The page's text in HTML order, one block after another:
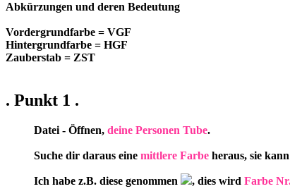
Abkürzungen und deren Bedeutung
Vordergrundfarbe = VGF
Hintergrundfarbe = HGF
Zauberstab = ZST
. Punkt 1 .
Datei - Öffnen, deine Personen Tube.
Suche dir daraus eine mittlere Farbe heraus, sie
Ich habe z.B. diese genommen , dies wird Farbe